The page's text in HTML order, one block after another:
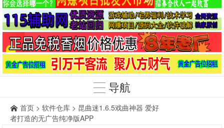
导航
首页 > 软件仓库 > 昆曲迷1.6.5戏曲神器 爱好
者打造的无广告纯净版APP